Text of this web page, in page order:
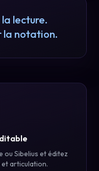
lecture.
la notation.
ou Sibelius et éditez
et articulation.